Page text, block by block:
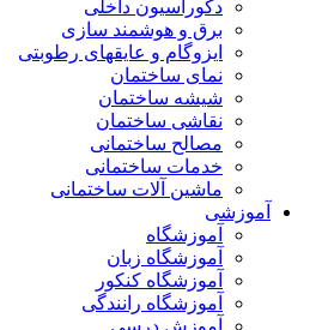
دکوراسیون داخلی
برق و هوشمند سازی
ایزوگام و عایقهای رطوبتی
نمای ساختمان
شیشه ساختمان
نقاشی ساختمان
مصالح ساختمانی
خدمات ساختمانی
ماشین آلات ساختمانی
آموزشی
آموزشگاه
آموزشگاه زبان
آموزشگاه کنکور
آموزشگاه رانندگی